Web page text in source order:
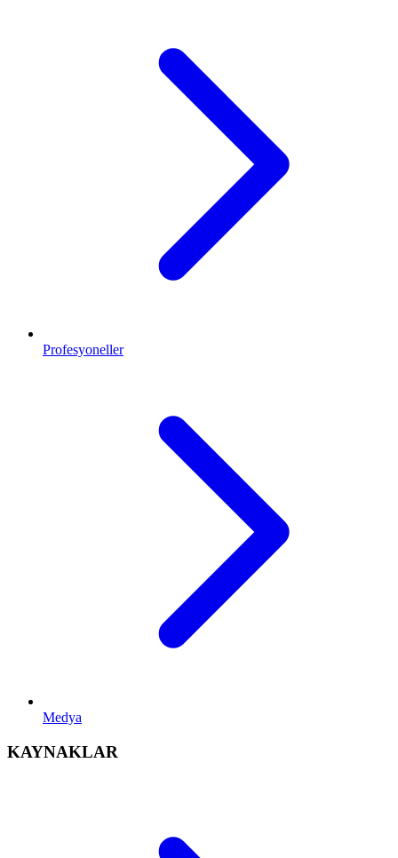
Profesyoneller
Medya
KAYNAKLAR